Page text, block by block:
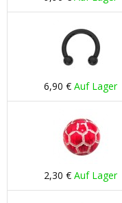
6,90 € Auf Lager
2,30 € Auf Lager